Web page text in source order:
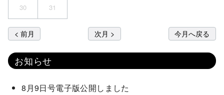
30 31
< 前月 次月 > 今月へ戻る
お知らせ
8月9日号電子版公開しました